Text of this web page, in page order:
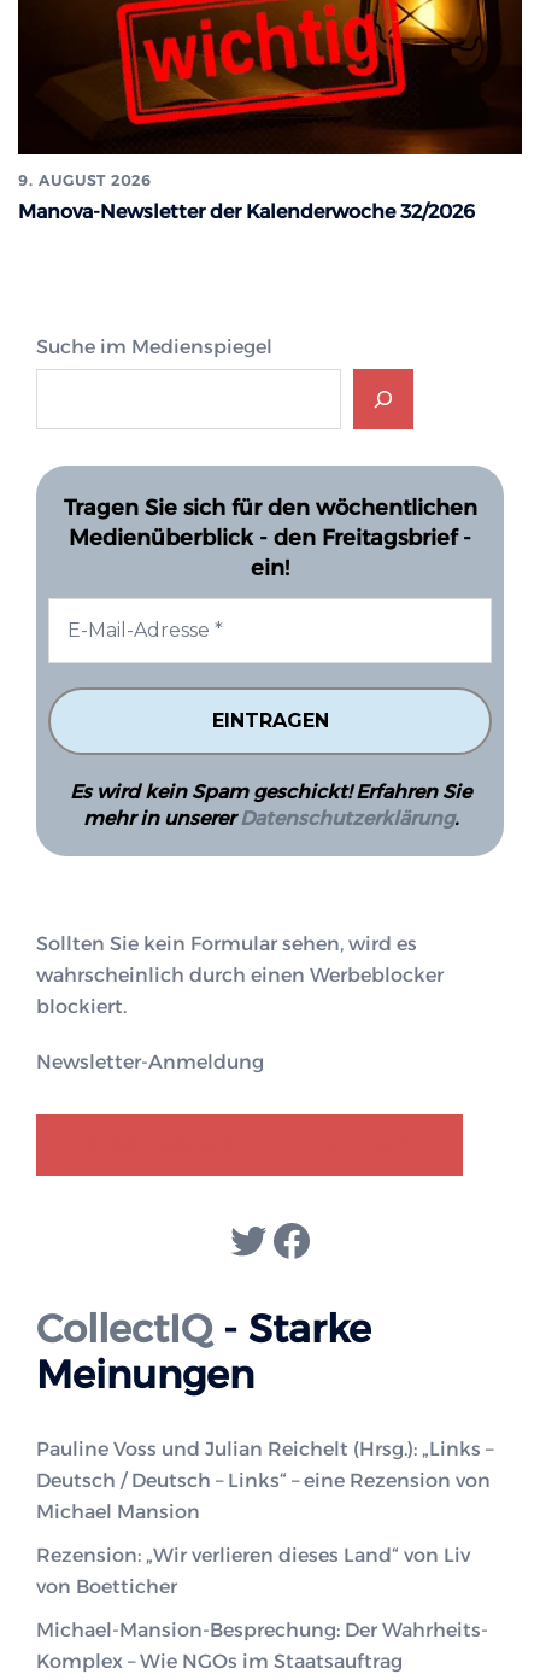
9. AUGUST 2026
Manova-Newsletter der Kalenderwoche 32/2026
Suche im Medienspiegel
Tragen Sie sich für den wöchentlichen
Medienüberblick - den Freitagsbrief -
ein!
Es wird kein Spam geschickt! Erfahren Sie
mehr in unsererDatenschutzerklärung.
Sollten Sie kein Formular sehen, wird es
wahrscheinlich durch einen Werbeblocker
blockiert.
Newsletter-Anmeldung
Twitter
Facebook
CollectIQ- Starke
Meinungen
Pauline Voss und Julian Reichelt (Hrsg.): „Links –
Deutsch / Deutsch – Links“ – eine Rezension von
Michael Mansion
Rezension: „Wir verlieren dieses Land“ von Liv
von Boetticher
Michael-Mansion-Besprechung: Der Wahrheits-
Komplex – Wie NGOs im Staatsauftrag